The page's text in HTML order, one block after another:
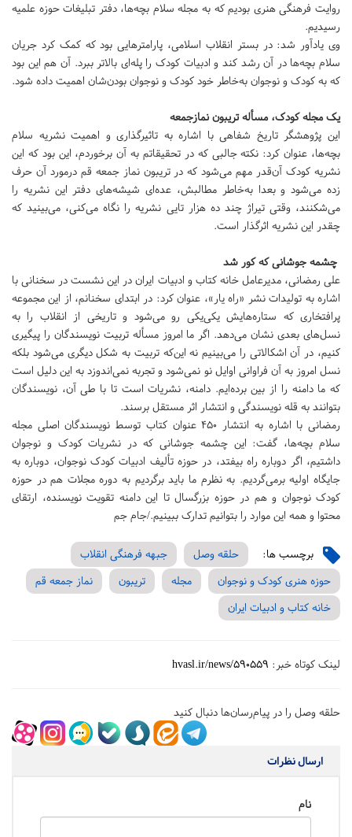
روایت فرهنگی هنری بودیم که به مجله سلام بچه‌ها، دفتر تبلیغات حوزه علمیه
رسیدیم.
وی یادآور شد: در بستر انقلاب اسلامی، پارامتر‌هایی بود که کمک کرد جریان
سلام بچه‌ها در آن رشد کند و ادبیات کودک را پله‌ای بالاتر ببرد. آن هم این بود
که به کودک و نوجوان به‌خاطر خود کودک و نوجوان بودن‌شان اهمیت داده شود.
یک مجله کودک، مسأله تریبون نمازجمعه
این پژوهشگر تاریخ شفاهی با اشاره به تاثیرگذاری و اهمیت نشریه سلام
بچه‌ها، عنوان کرد: نکته جالبی که در تحقیقاتم به آن برخوردم، این بود که این
نشریه کودک آن‌قدر مهم می‌شود که در تریبون نماز جمعه قم درمورد آن حرف
زده می‌شود و بعدا به‌خاطر مطالبش، عده‌ای شیشه‌های دفتر این نشریه را
می‌شکنند، وقتی تیراژ چند ده هزار تایی نشریه را نگاه می‌کنی، می‎‌بینید که
چقدر این نشریه اثرگذار است.
چشمه جوشانی که کور شد
علی رمضانی، مدیرعامل خانه کتاب و ادبیات ایران در این نشست در سخنانی با
اشاره به تولیدات نشر «راه یار»، عنوان کرد: در ابتدای سخنانم، از این مجموعه
پرافتخاری که ستاره‌هایش یکی‌یکی رو می‌شود و تاریخی از انقلاب را به
نسل‌های بعدی نشان می‌دهد. اگر ما امروز مسأله تربیت نویسندگان را پیگیری
کنیم، در آن اشکالاتی را می‌بینیم نه این‌که تربیت به شکل دیگری می‌شود بلکه
نسل امروز به آن فراوانی اوایل نو نمی‌شود و تجربه نمی‌اندوزد به این دلیل است
که ما دامنه را از بین برده‌ایم. دامنه، نشریات است تا با طی آن، نویسندگان
بتوانند به قله نویسندگی و انتشار اثر مستقل برسند.
رمضانی با اشاره به انتشار 450 عنوان کتاب توسط نویسندگان اصلی مجله
سلام بچه‌ها، گفت: این چشمه جوشانی که در نشریات کودک و نوجوان
داشتیم، اگر دوباره راه بیفتد، در حوزه تألیف ادبیات کودک نوجوان، دوباره به
جایگاه اولیه برمی‌گردیم. به نظرم ما باید برگردیم به دوره مجلات هم در حوزه
کودک نوجوان و هم در حوزه بزرگسال تا این دامنه تقویت نویسنده، ارتقای
محتوا و همه این موارد را بتوانیم تدارک ببینیم./جام جم
برچسب ها: حلقه وصل
جبهه فرهنگی انقلاب
حوزه هنری کودک و نوجوان
مجله تریبون
نماز جمعه قم
خانه کتاب و ادبیات ایران
لینک کوتاه خبر: hvasl.ir/news/590559
حلقه وصل را در پیام‌رسان‌ها دنبال کنید
ارسال نظرات
نام